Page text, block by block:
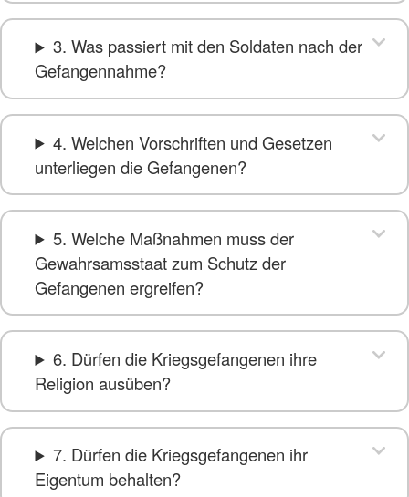
3. Was passiert mit den Soldaten nach der
Gefangennahme?
4. Welchen Vorschriften und Gesetzen
unterliegen die Gefangenen?
5. Welche Maßnahmen muss der
Gewahrsamsstaat zum Schutz der
Gefangenen ergreifen?
6. Dürfen die Kriegsgefangenen ihre
Religion ausüben?
7. Dürfen die Kriegsgefangenen ihr
Eigentum behalten?